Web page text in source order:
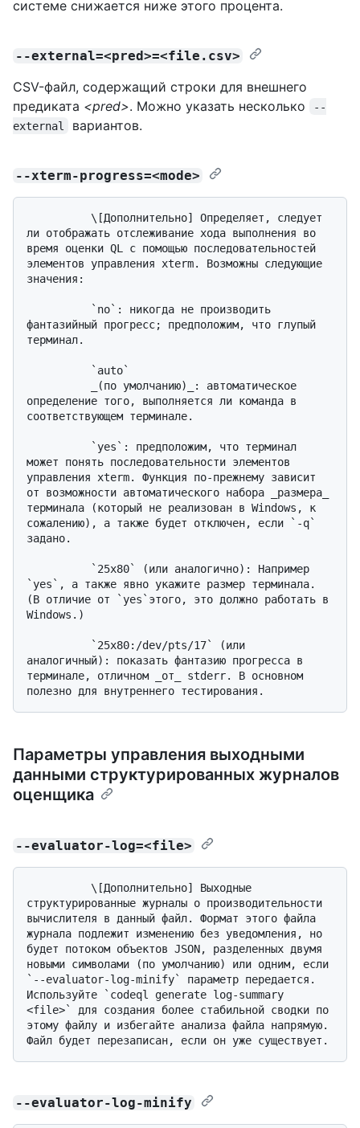
системе снижается ниже этого процента.
--external=<pred>=<file.csv>
CSV-файл, содержащий строки для внешнего
предиката <pred>. Можно указать несколько
--
external
вариантов.
--xterm-progress=<mode>
ли отображать отслеживание хода выполнения во
время оценки QL с помощью последовательностей
элементов управления xterm. Возможны следующие
значения:
фантазийный прогресс; предположим, что глупый
терминал.
определение того, выполняется ли команда в
соответствующем терминале.
может понять последовательности элементов
управления xterm. Функция по-прежнему зависит
от возможности автоматического набора _размера_
терминала (который не реализован в Windows, к
сожалению), а также будет отключен, если `-q`
задано.
`yes`, а также явно укажите размер терминала.
(В отличие от `yes`этого, это должно работать в
Windows.)
аналогичный): показать фантазию прогресса в
терминале, отличном _от_ stderr. В основном
Параметры управления выходными
данными структурированных журналов
оценщика
--evaluator-log=<file>
структурированные журналы о производительности
вычислителя в данный файл. Формат этого файла
журнала подлежит изменению без уведомления, но
будет потоком объектов JSON, разделенных двумя
новыми символами (по умолчанию) или одним, если
`--evaluator-log-minify` параметр передается.
Используйте `codeql generate log-summary
<file>` для создания более стабильной сводки по
этому файлу и избегайте анализа файла напрямую.
--evaluator-log-minify